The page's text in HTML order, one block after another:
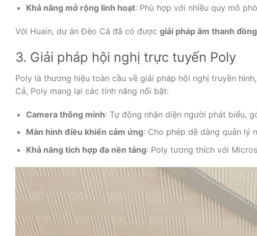
Khả năng mở rộng linh hoạt: Phù hợp với nhiều quy mô
Với Huain, dự án Đèo Cả đã có được giải pháp âm thanh
3. Giải pháp hội nghị trực tuyến Poly
Poly là thương hiệu toàn cầu về giải pháp hội nghị truyền
Cả, Poly mang lại các tính năng nổi bật:
Camera thông minh: Tự động nhận diện người phát biểu,
Màn hình điều khiển cảm ứng: Cho phép dễ dàng quản lý
Khả năng tích hợp đa nền tảng: Poly tương thích với